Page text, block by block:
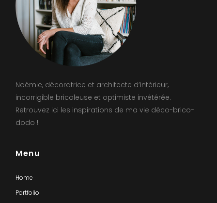
Noémie, décoratrice et architecte d’intérieur,
incorrigible bricoleuse et optimiste invétérée.
Retrouvez ici les inspirations de ma vie déco-brico-
dodo !
Menu
Home
Portfolio